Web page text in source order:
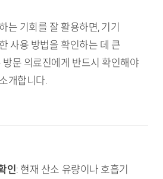
는 기회를 잘 활용하면, 기기
사용 방법을 확인하는 데 큰
문 의료진에게 반드시 확인해야
개합니다.
)
인: 현재 산소 유량이나 호흡기